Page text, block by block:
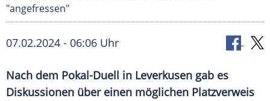
"angefressen"
07.02.2024 - 06:06 Uhr
Nach dem Pokal-Duell in Leverkusen gab es
Diskussionen über einen möglichen Platzverweis